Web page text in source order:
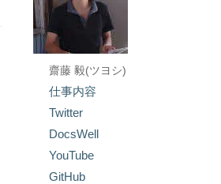
齋藤 毅(ツヨシ)
仕事内容
Twitter
DocsWell
YouTube
GitHub